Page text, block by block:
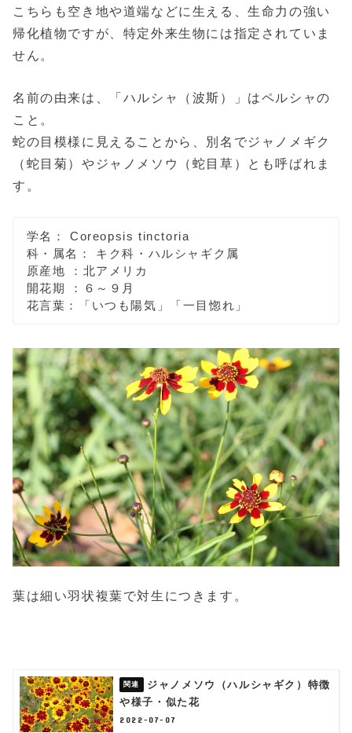
こちらも空き地や道端などに生える、生命力の強い
帰化植物ですが、特定外来生物には指定されていま
せん。
名前の由来は、「ハルシャ（波斯）」はペルシャの
こと。
蛇の目模様に見えることから、別名でジャノメギク
（蛇目菊）やジャノメソウ（蛇目草）とも呼ばれま
す。
学名： Coreopsis tinctoria
科・属名： キク科・ハルシャギク属
原産地 ：北アメリカ
開花期 ：６～９月
花言葉：「いつも陽気」「一目惚れ」
葉は細い羽状複葉で対生につきます。
ジャノメソウ（ハルシャギク）特徴
や様子・似た花
2022-07-07